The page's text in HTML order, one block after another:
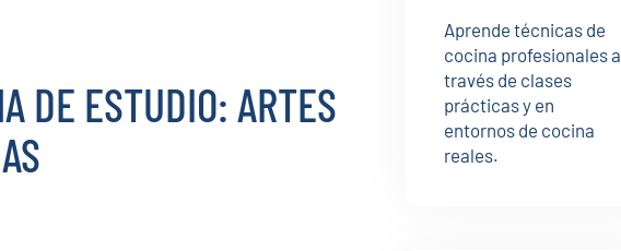
DE ESTUDIO: ARTES
Aprende técnicas de
cocina profesionales a
través de clases
prácticas y en
entornos de cocina
reales.